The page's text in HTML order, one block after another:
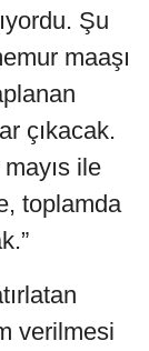
Şu
maaşı
çıkacak.
ile
toplamda
verilmesi